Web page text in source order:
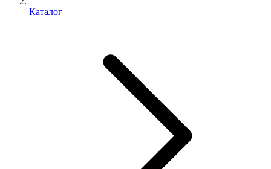
Каталог